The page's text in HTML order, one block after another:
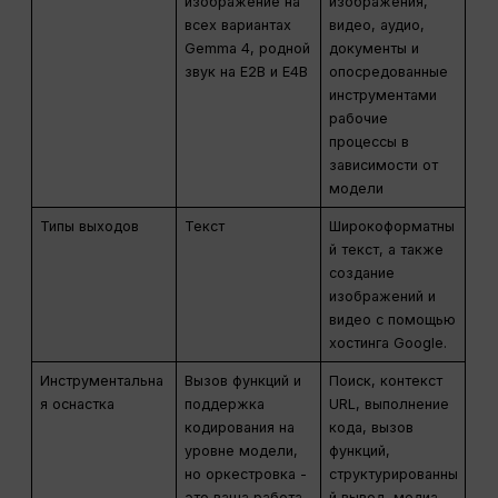
всех вариантах
Gemma 4, родной
звук на E2B и E4B
видео, аудио,
документы и
опосредованные
инструментами
рабочие
процессы в
зависимости от
модели
Типы выходов Текст
Широкоформатны
й текст, а также
создание
изображений и
видео с помощью
хостинга Google.
Инструментальна
я оснастка
Вызов функций и
поддержка
кодирования на
уровне модели,
но оркестровка -
Поиск, контекст
URL, выполнение
кода, вызов
функций,
структурированны